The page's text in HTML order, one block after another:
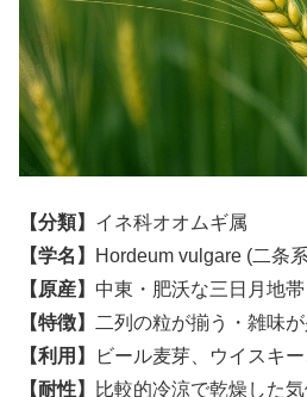
【分類】 イネ科オオムギ属
【学名】
Hordeum vulgare (二条
【原産】 中東・肥沃な三日月地帯
【特徴】 二列の粒が揃う・雑味
【利用】
ビール麦芽、ウイスキ
【耐性】
比較的冷涼で乾燥した